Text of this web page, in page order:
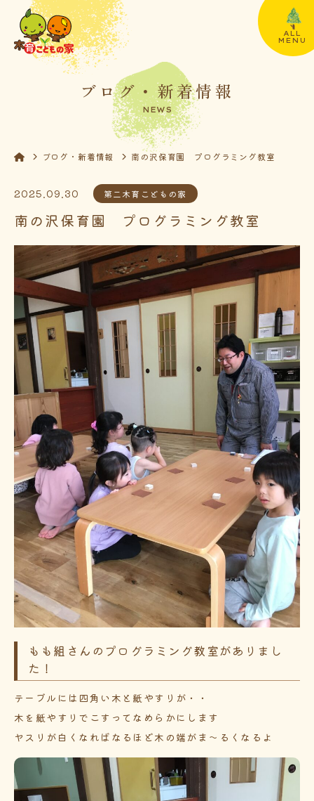
ALL
MENU
ブログ・新着情報
NEWS
ブログ・新着情報 南の沢保育園 プログラミング教室
2025.09.30 第二木育こどもの家
南の沢保育園 プログラミング教室
もも組さんのプログラミング教室がありまし
た！
テーブルには四角い木と紙やすりが・・
木を紙やすりでこすってなめらかにします
ヤスリが白くなればなるほど木の端がま～るくなるよ